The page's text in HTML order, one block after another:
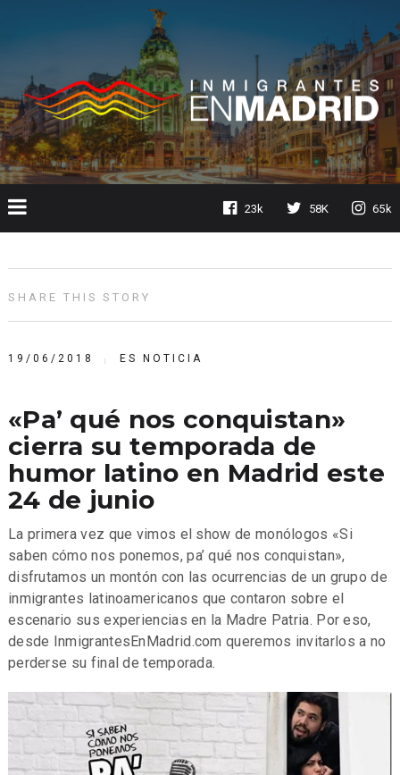
23k 58K 65k
SHARE THIS STORY
19/06/2018 ES NOTICIA
«Pa’ qué nos conquistan»
cierra su temporada de
humor latino en Madrid este
24 de junio
La primera vez que vimos el show de monólogos «Si
saben cómo nos ponemos, pa’ qué nos conquistan»,
disfrutamos un montón con las ocurrencias de un grupo de
inmigrantes latinoamericanos que contaron sobre el
escenario sus experiencias en la Madre Patria. Por eso,
desde InmigrantesEnMadrid.com queremos invitarlos a no
perderse su final de temporada.